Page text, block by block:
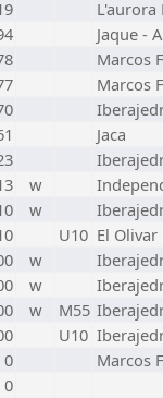
L'aurora
Jaque -
Marcos
Marcos
Jaca
w
w
U10 El Olivar
w
w
w M55
U10
0
Marcos
0